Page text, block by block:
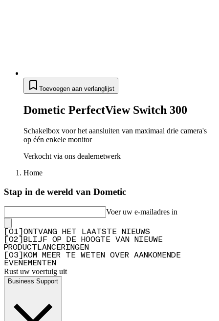
Toevoegen aan verlanglijst
Dometic PerfectView Switch 300
Schakelbox voor het aansluiten van maximaal drie camera's
op één enkele monitor
Verkocht via ons dealernetwerk
Home
Stap in de wereld van Dometic
Voer uw e-mailadres in
01
ONTVANG HET LAATSTE NIEUWS
02
BLIJF OP DE HOOGTE VAN NIEUWE
PRODUCTLANCERINGEN
03
KOM MEER TE WETEN OVER AANKOMENDE
EVENEMENTEN
Rust uw voertuig uit
Business Support